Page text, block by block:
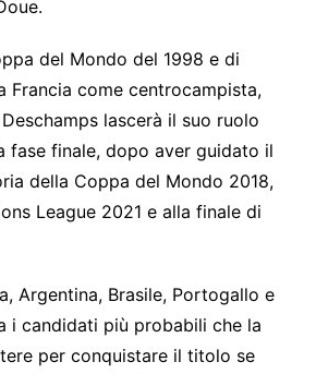
del Mondo del 1998 e di
Francia come centrocampista,
lascerà il suo ruolo
fase finale, dopo aver guidato il
della Coppa del Mondo 2018,
League 2021 e alla finale di
Argentina, Brasile, Portogallo e
i candidati più probabili che la
per conquistare il titolo se